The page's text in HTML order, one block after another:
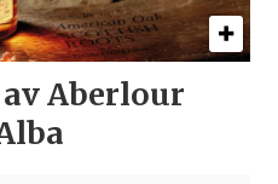
Aberlour